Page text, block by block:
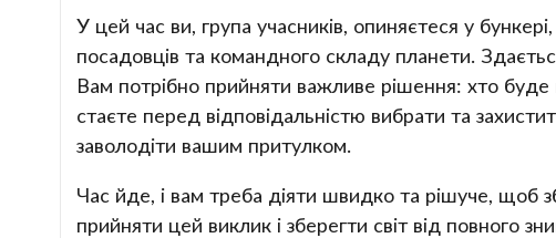
У цей час ви, група учасників, опиняєтеся у
посадовців та командного складу планети.
Вам потрібно прийняти важливе рішення: хто
стаєте перед відповідальністю вибрати та
заволодіти вашим притулком.
Час йде, і вам треба діяти швидко та рішуче, щоб
прийняти цей виклик і зберегти світ від повного